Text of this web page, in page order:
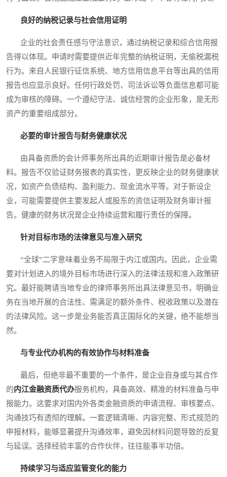
良好的纳税记录与社会信用证明
企业的社会责任感与守法意识，通过纳税记录和综合信用报
告得以体现。申请时需要提供近年完整的纳税证明，无偷税漏税
行为。来自人民银行征信系统、地方信用信息平台等出具的信用
报告也应显示良好。任何行政处罚、司法诉讼等负面信息都可能
成为审核的障碍。一个遵纪守法、诚信经营的企业形象，是无形
资产的重要组成部分。
必要的审计报告与财务健康状况
由具备资质的会计师事务所出具的近期审计报告是必备材
料。报告不仅验证财务报表的真实性，更反映企业的财务健康状
况，如资产负债结构、盈利能力、现金流水平等。对于新设企
业，可能需要提供主要发起人或股东的资信证明及财务审计报
告。健康的财务状况是企业持续运营和履行责任的保障。
针对目标市场的法律意见与准入研究
“全球”二字意味着业务不局限于内江或国内。因此，企业需
要对计划进入的境外目标市场进行深入的法律法规和准入政策研
究。最好能聘请当地专业的律师事务所出具法律意见书，明确业
务在当地开展的合法性、需满足的额外条件、税收政策以及潜在
的法律风险。这一步是业务能否真正国际化的关键，绝不能想当
然。
与专业代办机构的有效协作与材料准备
最后，但绝非最不重要的一个条件，是企业自身或与其合作
的内江金融资质代办服务机构，具备高效、精准的材料准备与申
报能力。这要求对国内外各类金融资质的申请流程、审核要点、
沟通技巧有透彻的理解。一套逻辑清晰、内容完整、形式规范的
申报材料，能够显著提升沟通效率，避免因材料问题导致的反复
与延误。选择经验丰富的合作伙伴，往往能事半功倍。
持续学习与适应监管变化的能力